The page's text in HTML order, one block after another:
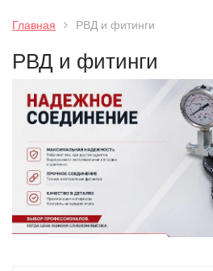
Главная РВД и фитинги
РВД и фитинги